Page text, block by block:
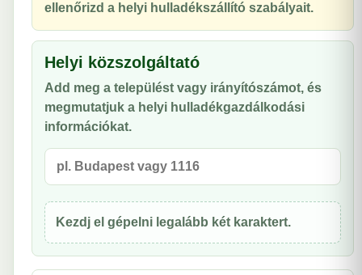
ellenőrizd a helyi hulladékszállító szabályait.
Helyi közszolgáltató
Add meg a települést vagy irányítószámot, és
megmutatjuk a helyi hulladékgazdálkodási
információkat.
Kezdj el gépelni legalább két karaktert.